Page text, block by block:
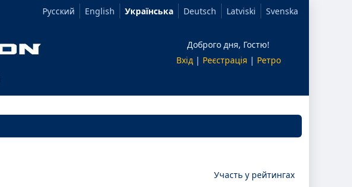
Русский English Українська Deutsch Latviski Svenska
Доброго дня, Гостю!
Вхід| Реєстрація | Ретро
Участь у рейтингах